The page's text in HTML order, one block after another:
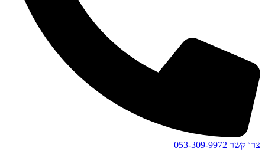
צרו קשר 053-309-9972